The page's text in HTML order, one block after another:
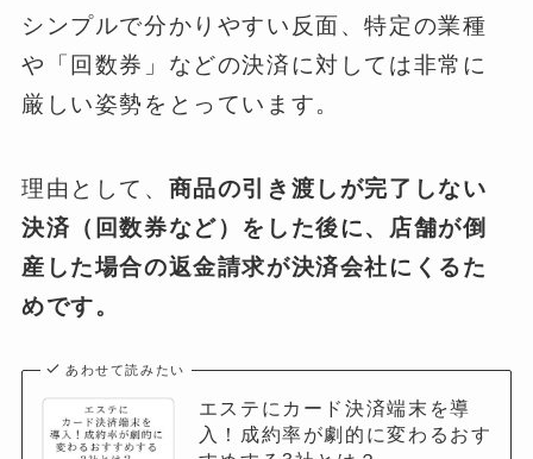
シンプルで分かりやすい反面、特定の業種
や「回数券」などの決済に対しては非常に
厳しい姿勢をとっています。
理由として、 商品の引き渡しが完了しない
決済（回数券など）をした後に、店舗が倒
産した場合の返金請求が決済会社にくるた
めです。
あわせて読みたい
エステにカード決済端末を導
入！成約率が劇的に変わるおす